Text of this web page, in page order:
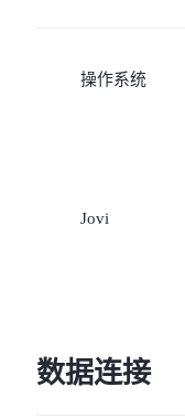
操作系统
Jovi
数据连接